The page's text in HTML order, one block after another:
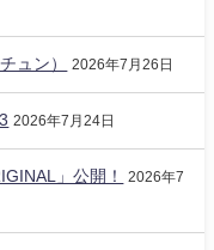
ュン） 2026年7月26日
2026年7月24日
」公開！
2026年7